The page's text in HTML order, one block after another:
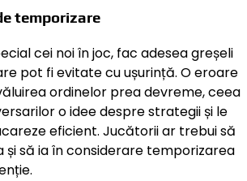
temporizare
cei noi în joc, fac adesea greșeli
pot fi evitate cu ușurință. O eroare
ordinelor prea devreme, ceea
o idee despre strategii și le
eficient. Jucătorii ar trebui să
să ia în considerare temporizarea